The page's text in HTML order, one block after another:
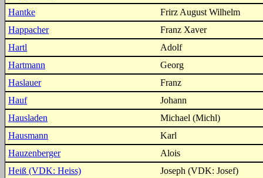
Hantke
Frirz August Wilhelm
Happacher
Franz Xaver
Hartl
Adolf
Hartmann
Georg
Haslauer
Franz
Hauf
Johann
Hausladen
Michael (Michl)
Hausmann
Karl
Hauzenberger
Alois
Heiß (VDK: Heiss)
Joseph (VDK: Josef)